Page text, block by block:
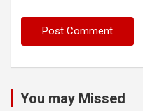
You may Missed